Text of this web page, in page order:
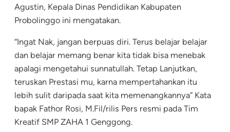
Agustin, Kepala Dinas Pendidikan Kabupaten
Probolinggo ini mengatakan.
“Ingat Nak, jangan berpuas diri. Terus belajar belajar
dan belajar memang benar kita tidak bisa menebak
apalagi mengetahui sunnatullah. Tetap Lanjutkan,
teruskan Prestasi mu, karna mempertahankan itu
lebih sulit daripada saat kita memenangkannya” Kata
bapak Fathor Rosi, M.Fil/rilis Pers resmi pada Tim
Kreatif SMP ZAHA 1 Genggong.